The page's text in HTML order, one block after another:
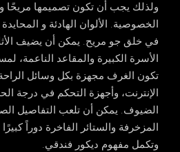
ولذلك يجب أن تكون تصميمها مريحًا
الخصوصية. الألوان الهادئة و
في خلق جو مريح. يمكن أن يضيف
الأسرة الكبيرة والمقاعد الناعمة،
تكون الغرف مجهزة بكل وسائل الراحة
الإنترنت، وأجهزة التحكم في درجة
الضيوف. يمكن أن تلعب التفاصيل
المزخرفة والستائر الفاخرة دوراً
وتكمل مفهوم ديكور فندقي.